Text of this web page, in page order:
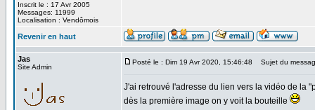
Inscrit le : 17 Avr 2005
Messages: 11999
Localisation : Vendômois
Revenir en haut
Jas
Site Admin
Posté le : Dim 19 Avr 2020, 15:46:48 Sujet du
J'ai retrouvé l'adresse du lien vers la vidéo de la
dès la première image on y voit la bouteille